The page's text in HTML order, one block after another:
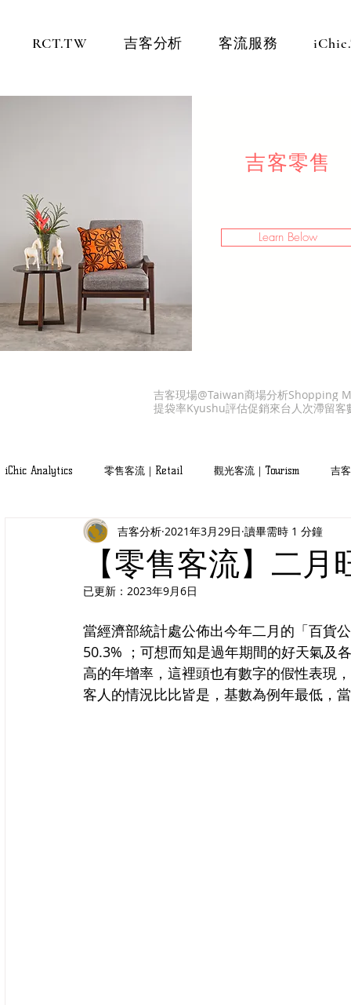
RCT.TW 吉客分析 客流服務
吉客零售
Learn Below
吉客現場@Taiwan商場分析Shopping
提袋率Kyushu評估促銷來台人次滯留客
iChic Analytics 零售客流｜Retail 觀光客流｜Tourism 吉
吉客服務｜iChic Values
【零售客流】二
吉客分析 2021年3月29日 讀畢需時 1 分鐘
已更新： 2023年9月6日
當經濟部統計處公佈出今年二月的「百貨
50.3% ；可想而知是過年期間的好天氣及
高的年增率，這裡頭也有數字的假性表現
客人的情況比比皆是，基數為例年最低，